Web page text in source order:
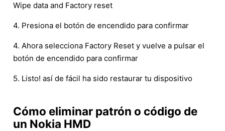
Wipe data and Factory reset
4. Presiona el botón de encendido para confirmar
4. Ahora selecciona Factory Reset y vuelve a pulsar el
botón de encendido para confirmar
5. Listo! así de fácil ha sido restaurar tu dispositivo
Cómo eliminar patrón o código de
un Nokia HMD